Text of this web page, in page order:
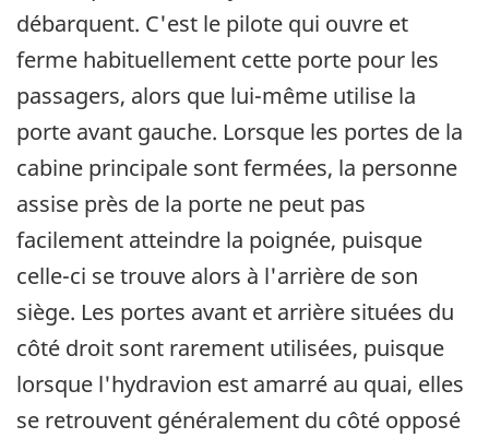
débarquent. C'est le pilote qui ouvre et
ferme habituellement cette porte pour les
passagers, alors que lui-même utilise la
porte avant gauche. Lorsque les portes de la
cabine principale sont fermées, la personne
assise près de la porte ne peut pas
facilement atteindre la poignée, puisque
celle-ci se trouve alors à l'arrière de son
siège. Les portes avant et arrière situées du
côté droit sont rarement utilisées, puisque
lorsque l'hydravion est amarré au quai, elles
se retrouvent généralement du côté opposé